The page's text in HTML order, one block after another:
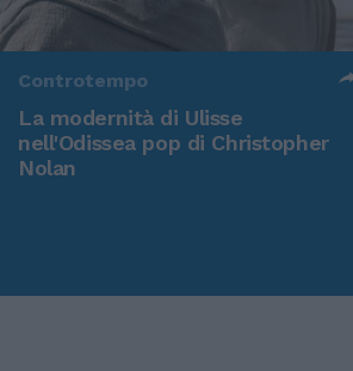
Controtempo
La modernità di Ulisse
nell'Odissea pop di Christopher
Nolan